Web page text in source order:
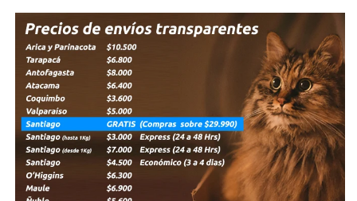
a
2400Mhz
a
2400Mhz